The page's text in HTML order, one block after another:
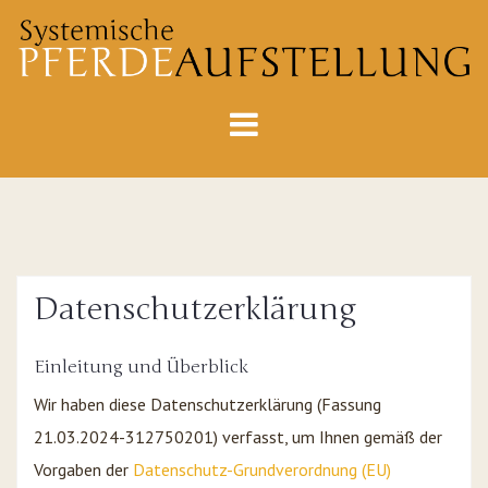
Skip
content
Datenschutzerklärung
Einleitung und Überblick
Wir haben diese Datenschutzerklärung (Fassung
21.03.2024-312750201) verfasst, um Ihnen gemäß der
Vorgaben der Datenschutz-Grundverordnung (EU)